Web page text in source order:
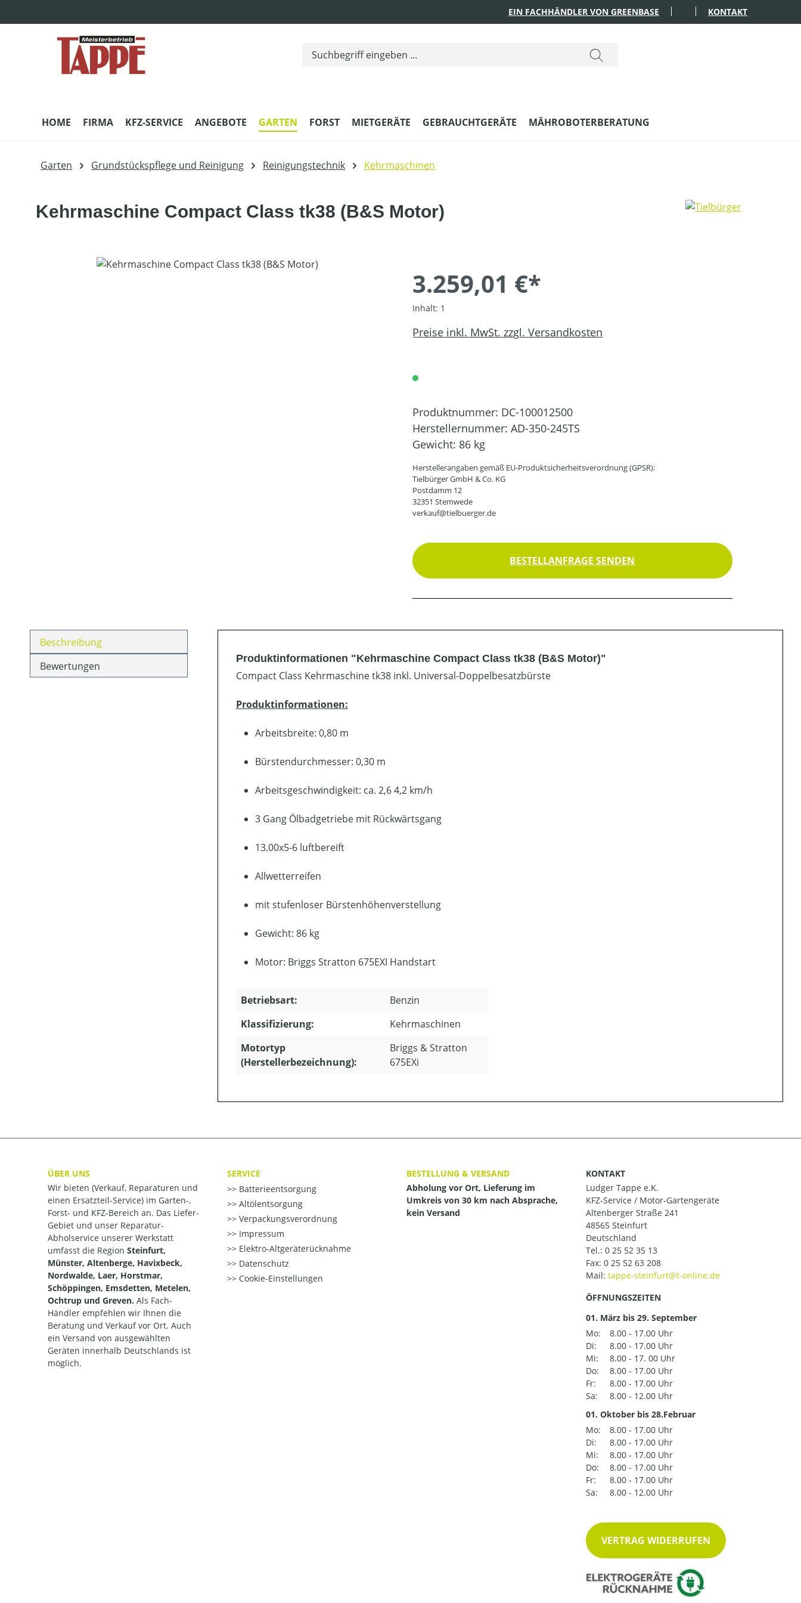
EIN FACHHÄNDLER VON GREENBASE KONTAKT
HOME FIRMA KFZ-SERVICE ANGEBOTE GARTEN FORST MIETGERÄTE GEBRAUCHTGERÄTE MÄHROBOTERBERATUNG
Garten Grundstückspflege und Reinigung Reinigungstechnik Kehrmaschinen
Kehrmaschine Compact Class tk38 (B&S Motor)
Bildergalerie überspringen
3.259,01 €*
Inhalt: 1
Preise inkl. MwSt. zzgl. Versandkosten
Produktnummer: DC-100012500
Herstellernummer: AD-350-245TS
Gewicht: 86 kg
Herstellerangaben gemäß EU-Produktsicherheitsverordnung (GPSR):
Tielbürger GmbH & Co. KG
Postdamm 12
32351 Stemwede
verkauf@tielbuerger.de
BESTELLANFRAGE SENDEN
Beschreibung
Bewertungen
Produktinformationen "Kehrmaschine Compact Class tk38 (B&S Motor)"
Compact Class Kehrmaschine tk38 inkl. Universal-Doppelbesatzbürste
Produktinformationen:
Arbeitsbreite: 0,80 m
Bürstendurchmesser: 0,30 m
Arbeitsgeschwindigkeit: ca. 2,6 4,2 km/h
3 Gang Ölbadgetriebe mit Rückwärtsgang
13.00x5-6 luftbereift
Allwetterreifen
mit stufenloser Bürstenhöhenverstellung
Gewicht: 86 kg
Motor: Briggs Stratton 675EXI Handstart
Betriebsart:
Benzin
Klassifizierung:
Kehrmaschinen
Motortyp
(Herstellerbezeichnung):
Briggs & Stratton
675EXi
ÜBER UNS
Wir bieten (Verkauf, Reparaturen und
einen Ersatzteil-Service) im Garten-,
Forst- und KFZ-Bereich an. Das Liefer-
Gebiet und unser Reparatur-
Abholservice unserer Werkstatt
umfasst die Region Steinfurt,
Münster, Altenberge, Havixbeck,
Nordwalde, Laer, Horstmar,
Schöppingen, Emsdetten, Metelen,
Ochtrup und Greven. Als Fach-
Händler empfehlen wir Ihnen die
Beratung und Verkauf vor Ort. Auch
ein Versand von ausgewählten
Geräten innerhalb Deutschlands ist
möglich.
SERVICE
Batterieentsorgung
Altölentsorgung
Verpackungsverordnung
Impressum
Elektro-Altgeräterücknahme
Datenschutz
Cookie-Einstellungen
BESTELLUNG & VERSAND
Abholung vor Ort, Lieferung im
Umkreis von 30 km nach Absprache,
kein Versand
KONTAKT
Ludger Tappe e.K.
KFZ-Service / Motor-Gartengeräte
Altenberger Straße 241
48565 Steinfurt
Deutschland
Tel.: 0 25 52 35 13
Fax: 0 25 52 63 208
Mail:
ÖFFNUNGSZEITEN
01. März bis 29. September
Mo:
8.00 - 17.00 Uhr
Di:
8.00 - 17.00 Uhr
Mi:
8.00 - 17. 00 Uhr
Do:
8.00 - 17.00 Uhr
Fr:
8.00 - 17.00 Uhr
Sa:
8.00 - 12.00 Uhr
01. Oktober bis 28.Februar
Mo:
8.00 - 17.00 Uhr
Di:
8.00 - 17.00 Uhr
Mi:
8.00 - 17.00 Uhr
Do:
8.00 - 17.00 Uhr
Fr:
8.00 - 17.00 Uhr
Sa:
8.00 - 12.00 Uhr
VERTRAG WIDERRUFEN